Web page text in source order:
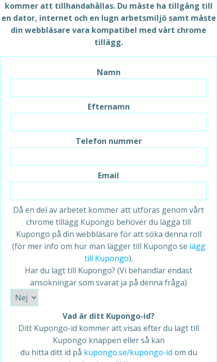
kommer att tillhandahållas. Du måste ha tillgång till
en dator, internet och en lugn arbetsmiljö samt måste
din webbläsare vara kompatibel med vårt chrome
tillägg.
Namn
Efternamn
Telefon nummer
Email
Då en del av arbetet kommer att utföras genom vårt
chrome tillägg Kupongo behöver du lägga till
Kupongo på din webbläsare för att söka denna roll
(för mer info om hur man lägger till Kupongo se lägg
till Kupongo).
Har du lagt till Kupongo? (Vi behandlar endast
ansökningar som svarat ja på denna fråga)
Vad är ditt Kupongo-id?
Ditt Kupongo-id kommer att visas efter du lagt till
Kupongo knappen eller så kan
du hitta ditt id på kupongo.se/kupongo-id om du